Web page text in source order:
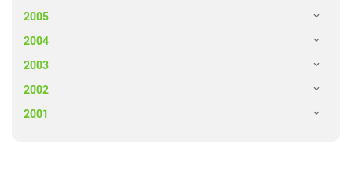
2005
2004
2003
2002
2001